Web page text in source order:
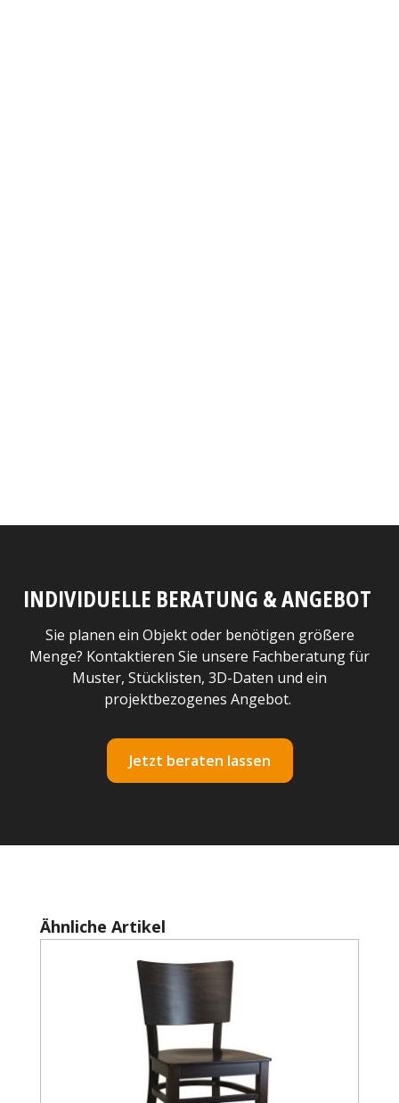
INDIVIDUELLE BERATUNG & ANGEBOT
Sie planen ein Objekt oder benötigen größere
Menge? Kontaktieren Sie unsere Fachberatung für
Muster, Stücklisten, 3D-Daten und ein
projektbezogenes Angebot.
Jetzt beraten lassen
Produktgalerie überspringen
Ähnliche Artikel